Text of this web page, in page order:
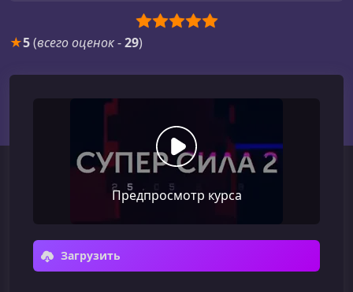
★5(всего оценок-29)
Предпросмотр курса
Загрузить